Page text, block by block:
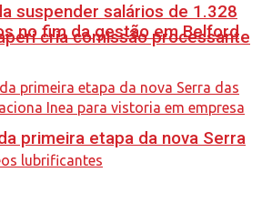
cria comissão processante
suspender salários de 1.328
no fim da gestão em Belford
primeira etapa da nova Serra